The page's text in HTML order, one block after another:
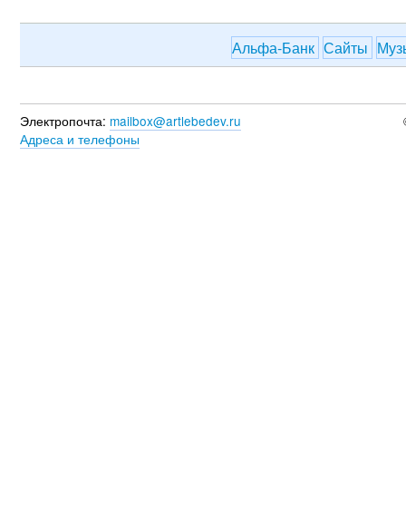
Альфа-Банк Сайты
Электропочта: mailbox@artlebedev.ru
Адреса и телефоны